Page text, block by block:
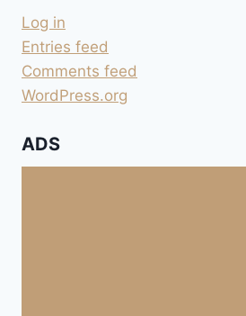
Log in
Entries feed
Comments feed
WordPress.org
ADS